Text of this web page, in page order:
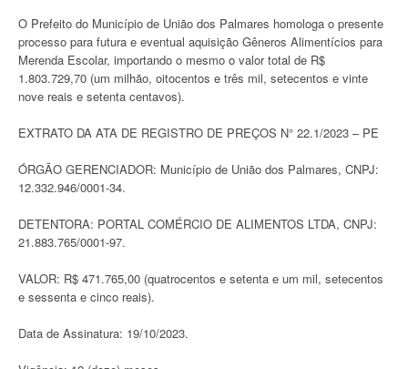
O Prefeito do Município de União dos Palmares homologa o presente
processo para futura e eventual aquisição Gêneros Alimentícios para
Merenda Escolar, importando o mesmo o valor total de R$
1.803.729,70 (um milhão, oitocentos e três mil, setecentos e vinte
nove reais e setenta centavos).
EXTRATO DA ATA DE REGISTRO DE PREÇOS N° 22.1/2023 – PE
ÓRGÃO GERENCIADOR: Município de União dos Palmares, CNPJ:
12.332.946/0001-34.
DETENTORA: PORTAL COMÉRCIO DE ALIMENTOS LTDA, CNPJ:
21.883.765/0001-97.
VALOR: R$ 471.765,00 (quatrocentos e setenta e um mil, setecentos
e sessenta e cinco reais).
Data de Assinatura: 19/10/2023.